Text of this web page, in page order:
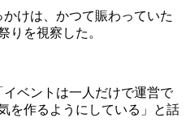
けは、かつて賑わっていた
りを視察した。
ベントは一人だけで運営で
を作るようにしている」と話